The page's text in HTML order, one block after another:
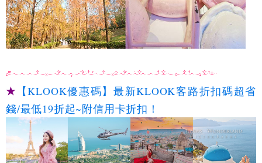
★ 【KLOOK優惠碼】最新KLOOK客路折扣碼超省
錢/最低19折起~附信用卡折扣！